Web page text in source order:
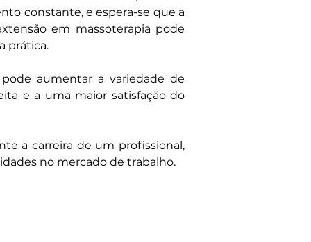
constante, e espera-se que a
em massoterapia pode
prática.
aumentar a variedade de
e a uma maior satisfação do
a carreira de um profissional,
no mercado de trabalho.